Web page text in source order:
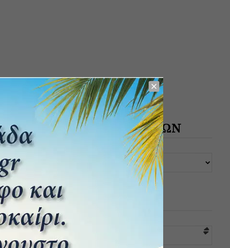
ΑΡΧΕΙΟ ΔΗΜΟΣΙΕΥΣΕΩΝ
ΚΑΤΗΓΟΡΙΕΣ
Επιλογή κατηγορίας